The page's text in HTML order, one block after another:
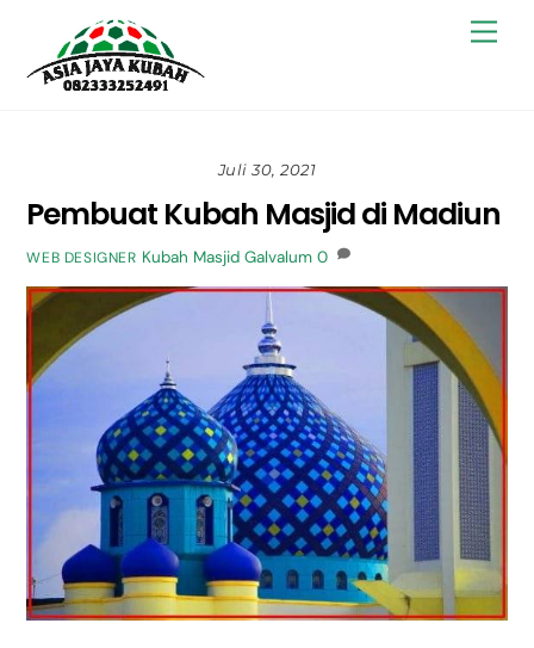
content
Juli 30, 2021
Pembuat Kubah Masjid di Madiun
WEB DESIGNER Kubah Masjid Galvalum 0